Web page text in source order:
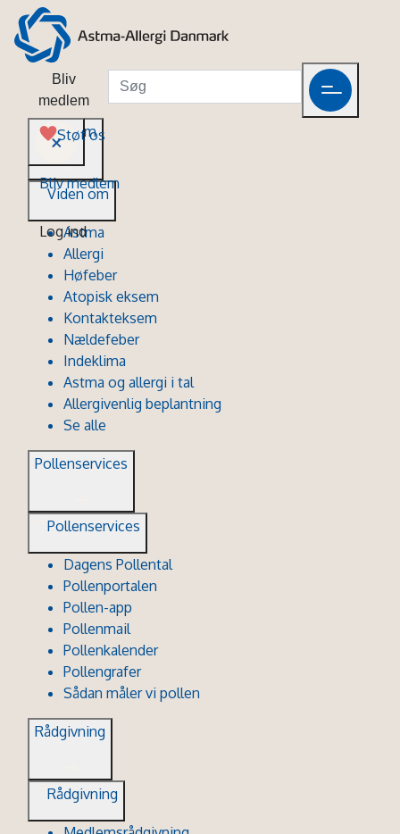
Bliv
medlem
Støt os
Bliv medlem
Log ind
Viden om
Viden om
Astma
Allergi
Høfeber
Atopisk eksem
Kontakteksem
Nældefeber
Indeklima
Astma og allergi i tal
Allergivenlig beplantning
Se alle
Pollenservices
Pollenservices
Dagens Pollental
Pollenportalen
Pollen-app
Pollenmail
Pollenkalender
Pollengrafer
Sådan måler vi pollen
Rådgivning
Rådgivning